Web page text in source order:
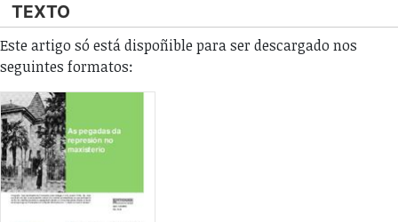
TEXTO
Este artigo só está dispoñible para ser descargado nos
seguintes formatos: